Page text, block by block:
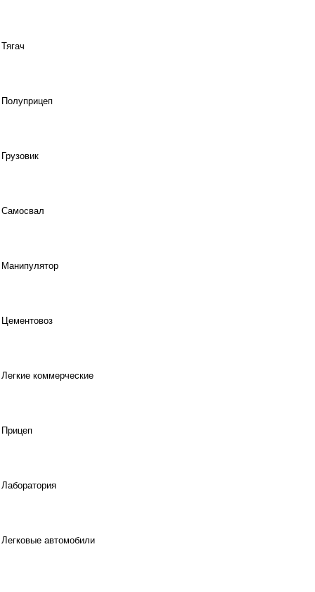
Тягач
Полуприцеп
Грузовик
Самосвал
Манипулятор
Цементовоз
Легкие коммерческие
Прицеп
Лаборатория
Легковые автомобили